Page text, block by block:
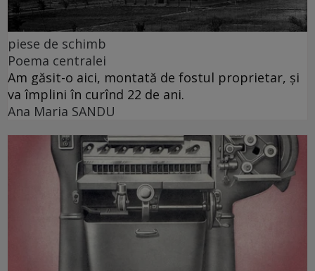
piese de schimb
Poema centralei
Am găsit-o aici, montată de fostul proprietar, și
va împlini în curînd 22 de ani.
Ana Maria SANDU